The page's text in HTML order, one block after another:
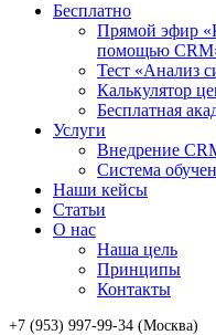
Бесплатно
Прямой эфир
помощью
Тест «Анализ
Калькулятор
Бесплатная
Услуги
Внедрение
Система
Наши кейсы
Статьи
О нас
Наша цель
Принципы
Контакты
+7 (953) 997-99-34 (Москва)